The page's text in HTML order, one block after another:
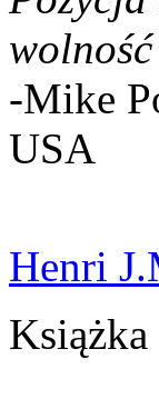
wolność
-Mike
USA
Henri